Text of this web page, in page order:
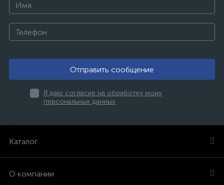
Отправить сообщение
Я даю согласие на обработку моих
персональных данных
Каталог
О компании